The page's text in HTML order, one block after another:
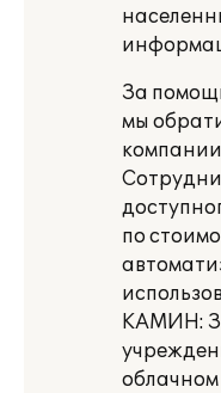
За
мы
по
КАМИН:
облачном